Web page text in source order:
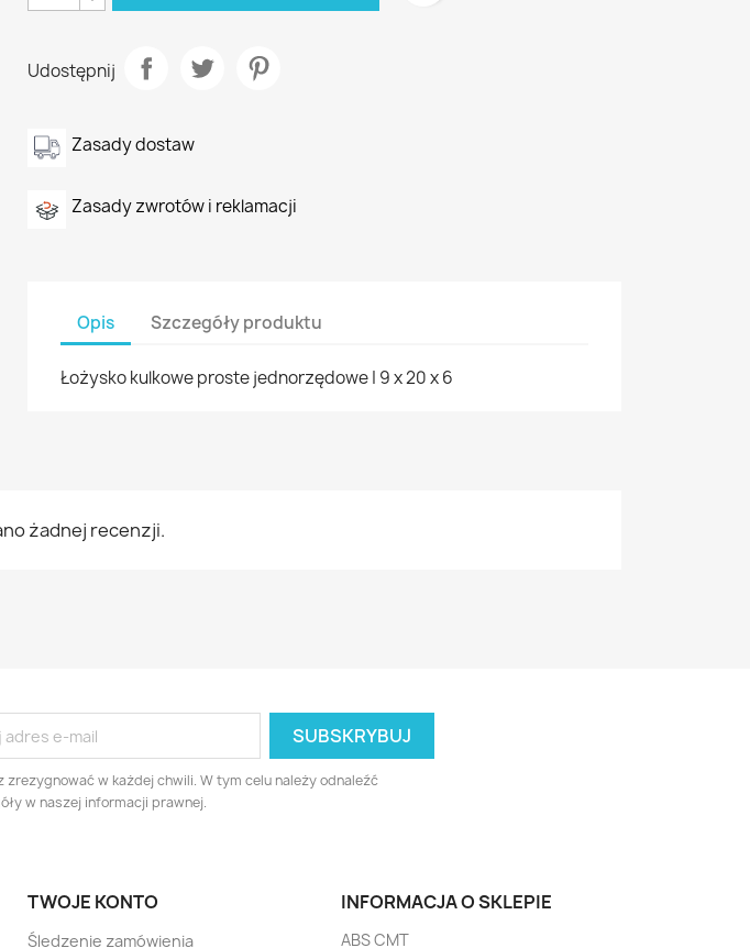
Udostępnij
Zasady dostaw
Zasady zwrotów i reklamacji
Opis Szczegóły produktu
Łożysko kulkowe proste jednorzędowe | 9 x 20 x 6
żadnej recenzji.
zrezygnować w każdej chwili. W tym celu należy odnaleźć
w naszej informacji prawnej.
TWOJE KONTO
Śledzenie zamówienia
INFORMACJA O SKLEPIE
ABS CMT